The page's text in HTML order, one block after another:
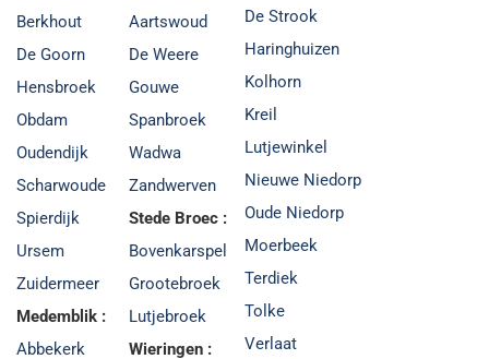
Berkhout
De Goorn
Hensbroek
Obdam
Oudendijk
Scharwoude
Spierdijk
Ursem
Zuidermeer
Medemblik :
Abbekerk
Aartswoud
De Weere
Gouwe
Spanbroek
Wadwa
Zandwerven
Stede Broec :
Bovenkarspel
Grootebroek
Lutjebroek
Wieringen :
De Strook
Haringhuizen
Kolhorn
Kreil
Lutjewinkel
Nieuwe Niedorp
Oude Niedorp
Moerbeek
Terdiek
Tolke
Verlaat